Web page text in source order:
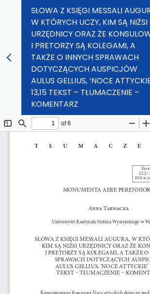
SŁOWA Z KSIĘGI MESSALI
W KTÓRYCH UCZY, KIM SĄ NIŻSI
URZĘDNICY ORAZ ŻE
I PRETORZY SĄ KOLEGAMI, A
TAKŻE O INNYCH SPRAWACH
DOTYCZĄCYCH AUSPICJÓW
AULUS GELLIUS, ‘NOCE
13,15 TEKST – TŁUMACZENIE –
KOMENTARZ